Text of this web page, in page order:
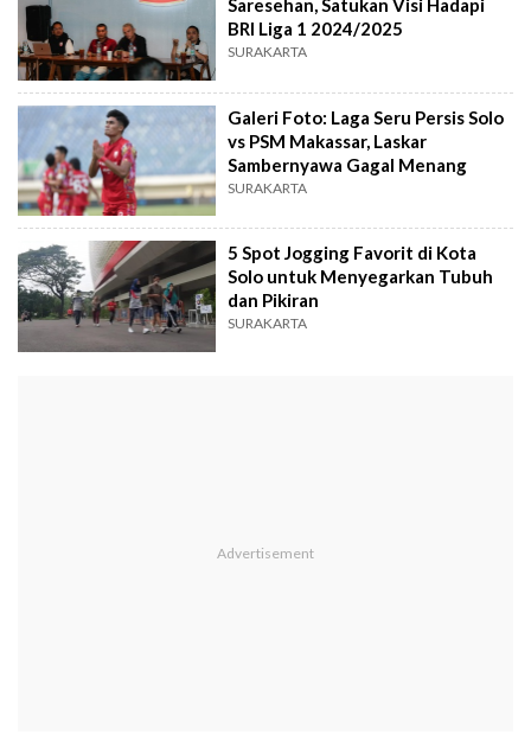
Saresehan, Satukan Visi Hadapi
BRI Liga 1 2024/2025
SURAKARTA
Galeri Foto: Laga Seru Persis Solo
vs PSM Makassar, Laskar
Sambernyawa Gagal Menang
SURAKARTA
5 Spot Jogging Favorit di Kota
Solo untuk Menyegarkan Tubuh
dan Pikiran
SURAKARTA